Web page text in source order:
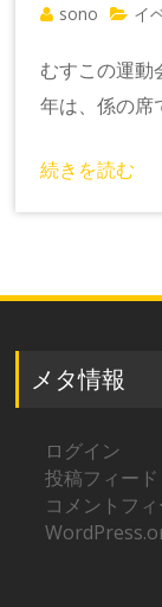
sono イ
むすこの運
年は、係の席
続きを読む
メタ情報
ログイン
投稿フィード
コメントフ